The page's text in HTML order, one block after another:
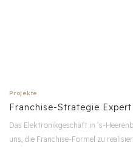
Projekte
Franchise-Strategie
Das Elektronikgeschäft in ’s-
uns, die Franchise-Formel zu